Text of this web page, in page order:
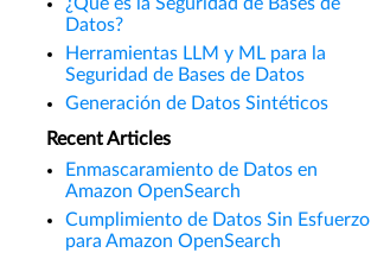
Datos?
Herramientas LLM y ML para la
Seguridad de Bases de Datos
Generación de Datos Sintéticos
Recent Articles
Enmascaramiento de Datos en
Amazon OpenSearch
Cumplimiento de Datos Sin Esfuerzo
para Amazon OpenSearch